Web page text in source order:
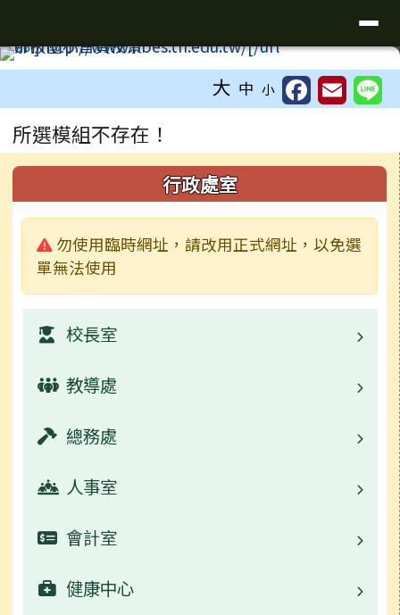
大 中 小
主內容區域
所選模組不存在！
下中右區域內容
左邊區域內容 行政處室
警告:
勿使用臨時網址，請改用正式網址，以免選
單無法使用
校長室
業務職掌
校園公告
活動相簿
教導處
業務職掌
校園公告
學生事務宣導
活動相簿
總務處
業務職掌
校園公告
數位學習資源
人事室
業務職掌
校園公告
會計室
業務職掌
健康中心
頁尾區域